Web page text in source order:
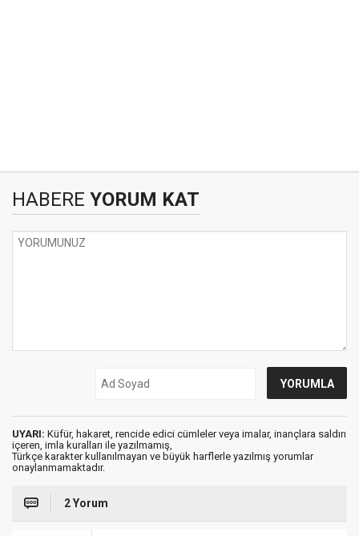
HABERE YORUM KAT
UYARI: Küfür, hakaret, rencide edici cümleler veya imalar, inançlara saldırı
içeren, imla kuralları ile yazılmamış,
Türkçe karakter kullanılmayan ve büyük harflerle yazılmış yorumlar
onaylanmamaktadır.
2 Yorum